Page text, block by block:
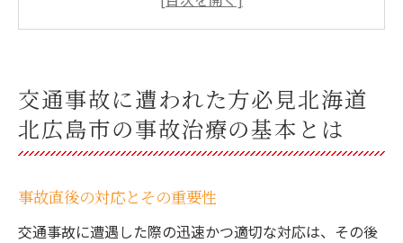
事故治療における法的手続きの基本
迅速対応がカギ北海道北広島市での事故治療プ
緊急時の連絡先とその役割
初診時に必要な情報と書類
交通事故に遭われた方必見北海道
北広島市の事故治療の基本とは
事故直後の対応とその重要性
交通事故に遭遇した際の迅速かつ適切な対応は、その後